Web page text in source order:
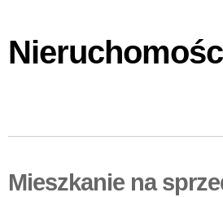
Mieszkanie na